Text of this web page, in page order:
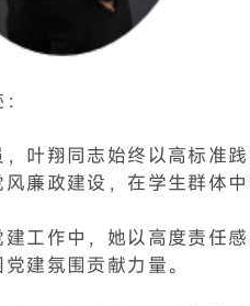
，叶翔同志始终以高标准
廉政建设，在学生群体
建工作中，她以高度责任
建氛围贡献力量。​